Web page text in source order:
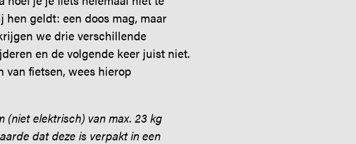
hen geldt: een doos mag, maar
we drie verschillende
en de volgende keer juist niet.
fietsen, wees hierop
(niet elektrisch) van max. 23 kg
dat deze is verpakt in een